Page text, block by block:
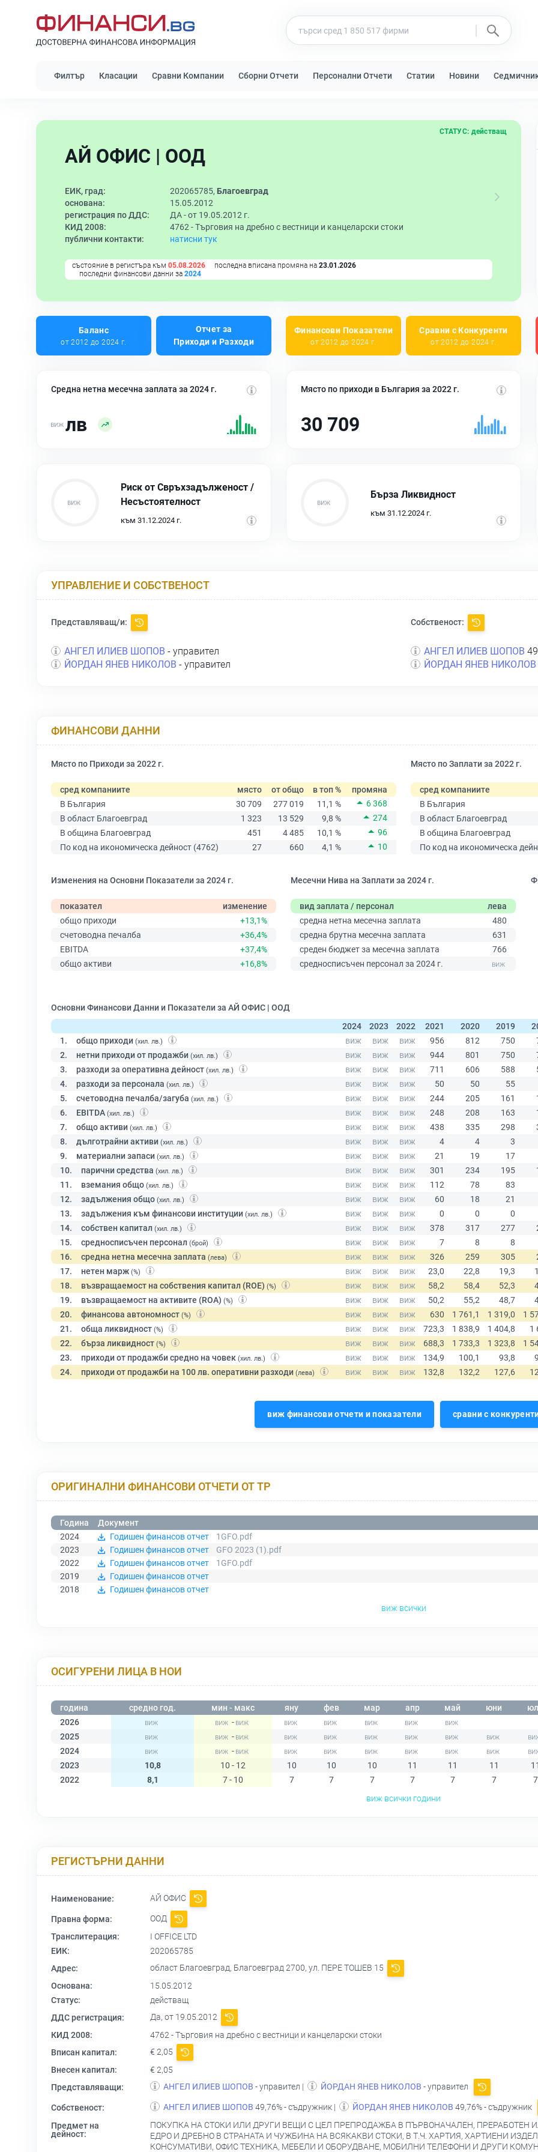
Филтър Класации Сравни Компании Сборни Отчети Персонални Отчети Статии Новини
АЙ ОФИС | ООД
СТАТУС: действащ
ЕИК, град: 202065785, Благоевград
основана:
15.05.2012
регистрация по ДДС:
ДА - от 19.05.2012 г.
КИД 2008:
4762 -Търговия на дребно с вестници и канцеларски стоки
публични контакти:
натисни тук
състояние в регистъра към 05.08.2026 последна вписана промяна на 23.01.2026
последни финансови данни за 2024
Баланс
от 2012 до 2024 г.
Отчет за
Приходи и Разходи
Финансови Показатели
от 2012 до 2024 г.
Сравни с Конкуренти
от 2012 до 2024 г.
Средна нетна месечна заплата за 2024 г.
лв
Място по приходи в България за 2022 г.
30 709
Риск от Свръхзадълженост /
Несъстоятелност
към 31.12.2024 г.
Бърза Ликвидност
към 31.12.2024 г.
УПРАВЛЕНИЕ И СОБСТВЕНОСТ
Представляващ/и:
АНГЕЛ ИЛИЕВ ШОПОВ - управител
ЙОРДАН ЯНЕВ НИКОЛОВ - управител
Собственост:
АНГЕЛ ИЛИЕВ ШОПОВ
ЙОРДАН ЯНЕВ НИКОЛОВ
ФИНАНСОВИ ДАННИ
Място по Приходи за 2022 г.
сред компаниите място от общо в топ %
промяна
В България
30 709 277 019 11,1 %
6 368
В област Благоевград
1 323 13 529 9,8 %
274
В община Благоевград
451 4 485 10,1 %
96
По код на икономическа дейност (4762)
27 660 4,1 % 10
Място по Заплати за 2022 г.
сред компаниите
В България
В област Благоевград
В община Благоевград
По код на икономическа
Изменения на Основни Показатели за 2024 г.
показател
изменение
общо приходи
+13,1%
счетоводна печалба
+36,4%
EBITDA
+37,4%
общо активи
+16,8%
Месечни Нива на Заплати за 2024 г.
вид заплата / персонал
лева
средна нетна месечна заплата
480
средна брутна месечна заплата
631
среден бюджет за месечна заплата
766
средносписъчен персонал за 2024 г.
Основни Финансови Данни и Показатели за АЙ ОФИС | ООД
2024
2023 2022 2021 2020 2019
1.
общо приходи (хил. лв.)
2. нетни приходи от продажби (хил. лв.)
3. разходи за оперативна дейност (хил. лв.)
4. разходи за персонала (хил. лв.)
5. счетоводна печалба/загуба (хил. лв.)
6. EBITDA (хил. лв.)
7. общо активи (хил. лв.)
8. дълготрайни активи (хил. лв.)
9. материални запаси (хил. лв.)
10. парични средства (хил. лв.)
11. вземания общо (хил. лв.)
12. задължения общо (хил. лв.)
13. задължения към финансови институции (хил. лв.)
14. собствен капитал (хил. лв.)
15. средносписъчен персонал (брой)
16. средна нетна месечна заплата (лева)
17. нетен марж (%)
18. възвращаемост на собствения капитал (ROE) (%)
19. възвращаемост на активите (ROA) (%)
20. финансова автономност (%)
21. обща ликвидност (%)
22. бърза ликвидност (%)
23. приходи от продажби средно на човек (хил. лв.)
24. приходи от продажби на 100 лв. оперативни разходи (лева)
виж финансови отчети и показатели сравни с
ОРИГИНАЛНИ ФИНАНСОВИ ОТЧЕТИ ОТ ТР
Година
Документ
2024
Годишен финансов отчет
1GFO.pdf
2023
Годишен финансов отчет
GFO 2023 (1).pdf
2022
Годишен финансов отчет
1GFO.pdf
2019
Годишен финансов отчет
2018
Годишен финансов отчет
виж всички
ОСИГУРЕНИ ЛИЦА В НОИ
година средно год. мин - макс яну фев мар апр май юни
2026
-
2025
-
2024
-
2023
10,8 10 - 12 10 10 10 11 11 11
2022
8,1 7 - 10 7 7 7 7 7 7
7
виж всички години
РЕГИСТЪРНИ ДАННИ
Наименование: АЙ ОФИС
Правна форма:
ООД
Транслитерация:
I OFFICE LTD
ЕИК:
202065785
Адрес:
област Благоевград, Благоевград 2700, ул. ПЕРЕ ТОШЕВ 15
Основана:
15.05.2012
Статус:
действащ
ДДС регистрация:
Да, от 19.05.2012
КИД 2008:
4762 - Търговия на дребно с вестници и канцеларски стоки
Вписан капитал:
€ 2,05
Внесен капитал:
€ 2,05
Представляващи:
АНГЕЛ ИЛИЕВ ШОПОВ - управител | ЙОРДАН ЯНЕВ НИКОЛОВ - управител
Собственост: АНГЕЛ ИЛИЕВ ШОПОВ 49,76% - съдружник | ЙОРДАН ЯНЕВ НИКОЛОВ 49,76% - съдружник
Предмет на
дейност:
ПОКУПКА НА СТОКИ ИЛИ ДРУГИ ВЕЩИ С ЦЕЛ ПРЕПРОДАЖБА В ПЪРВОНАЧАЛЕН, ПРЕРАБОТЕН
ЕДРО И ДРЕБНО В СТРАНАТА И ЧУЖБИНА НА ВСЯКАКВИ СТОКИ, В Т.Ч. ХАРТИЯ, ХАРТИЕНИ
КОНСУМАТИВИ, ОФИС ТЕХНИКА, МЕБЕЛИ И ОБОРУДВАНЕ, МОБИЛНИ ТЕЛЕФОНИ И ДРУГИ